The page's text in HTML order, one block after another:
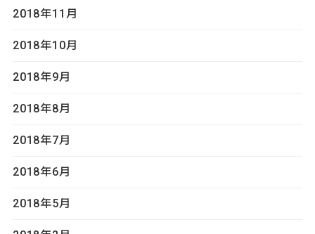
2018年11月
2018年10月
2018年9月
2018年8月
2018年7月
2018年6月
2018年5月